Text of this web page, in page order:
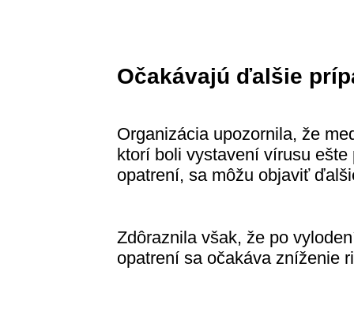
Očakávajú ďalšie
Organizácia upozornila, že
ktorí boli vystavení vírusu
opatrení, sa môžu objaviť
Zdôraznila však, že po
opatrení sa očakáva zníženie